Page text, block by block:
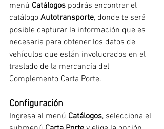
menú Catálogos podrás encontrar el
catálogo Autotransporte, donde te será
posible capturar la información que es
necesaria para obtener los datos de
vehículos que están involucrados en el
traslado de la mercancía del
Complemento Carta Porte.
Configuración
Ingresa al menú Catálogos, selecciona el